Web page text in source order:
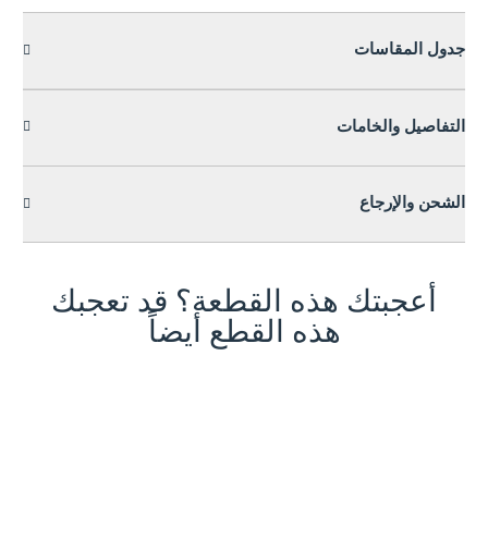
جدول المقاسات
التفاصيل والخامات
الشحن والإرجاع
أعجبتك هذه القطعة؟ قد تعجبك
هذه القطع أيضاً